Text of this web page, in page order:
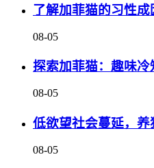
了解加菲猫的习性
08-05
探索加菲猫：趣味
08-05
低欲望社会蔓延，养
08-05